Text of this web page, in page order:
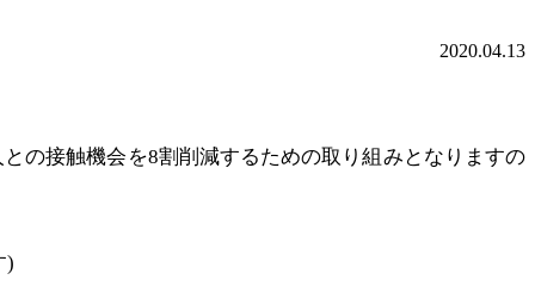
2020.04.13
の接触機会を8割削減するための取り組みとなりますの
)